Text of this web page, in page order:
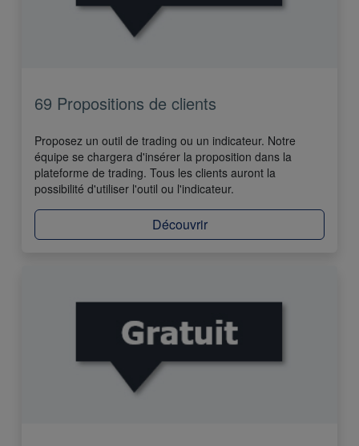
69 Propositions de clients
Proposez un outil de trading ou un indicateur. Notre
équipe se chargera d'insérer la proposition dans la
plateforme de trading. Tous les clients auront la
possibilité d'utiliser l'outil ou l'indicateur.
Découvrir